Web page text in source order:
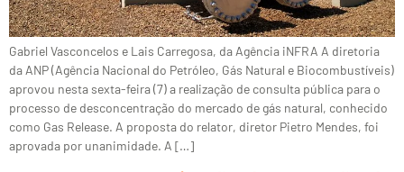
Gabriel Vasconcelos e Lais Carregosa, da Agência iNFRA A diretoria
da ANP (Agência Nacional do Petróleo, Gás Natural e Biocombustíveis)
aprovou nesta sexta-feira (7) a realização de consulta pública para o
processo de desconcentração do mercado de gás natural, conhecido
como Gas Release. A proposta do relator, diretor Pietro Mendes, foi
aprovada por unanimidade. A […]